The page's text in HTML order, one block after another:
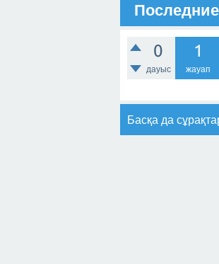
0
дауыс
1
жауап
Басқа да